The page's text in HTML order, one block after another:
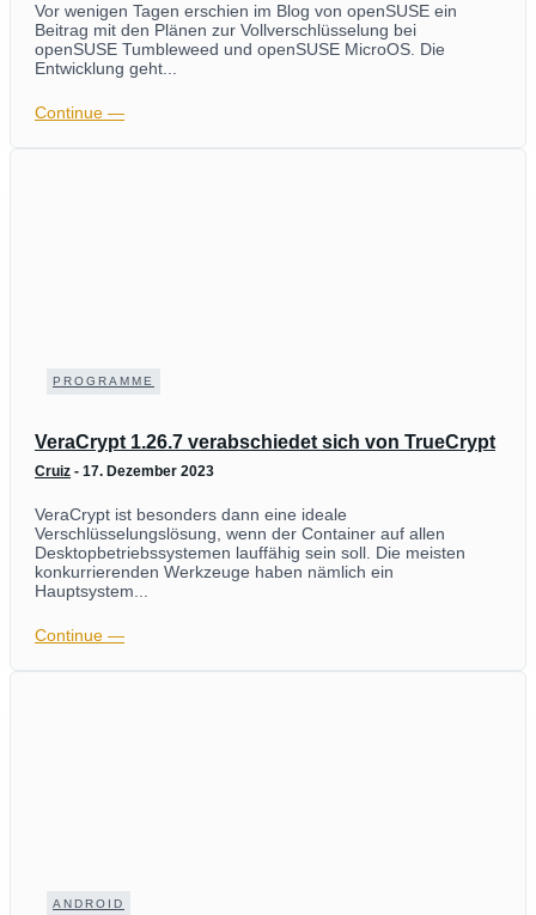
Vor wenigen Tagen erschien im Blog von openSUSE ein
Beitrag mit den Plänen zur Vollverschlüsselung bei
openSUSE Tumbleweed und openSUSE MicroOS. Die
Entwicklung geht...
Continue ―
PROGRAMME
VeraCrypt 1.26.7 verabschiedet sich von TrueCrypt
Cruiz - 17. Dezember 2023
VeraCrypt ist besonders dann eine ideale
Verschlüsselungslösung, wenn der Container auf allen
Desktopbetriebssystemen lauffähig sein soll. Die meisten
konkurrierenden Werkzeuge haben nämlich ein
Hauptsystem...
Continue ―
ANDROID